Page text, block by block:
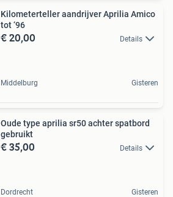
Kilometerteller aandrijver Aprilia Amico
tot ‘96
€ 20,00 Details
Middelburg Gisteren
Oude type aprilia sr50 achter spatbord
gebruikt
€ 35,00 Details
Dordrecht Gisteren